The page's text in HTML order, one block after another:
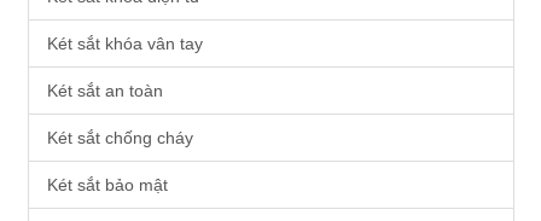
Két sắt khóa vân tay
Két sắt an toàn
Két sắt chống cháy
Két sắt bảo mật